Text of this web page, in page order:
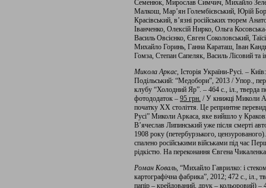
Семенюк, Мирослав Симчич, Михайло
Малкош, Мар’ян Голембієвський, Юрій
Красівський, в’язні російських тюрем
Іванченко, Олексій Нирко, Ольга
Василь Овсієнко, Євген Соколовський,
Михайло Горинь, Ганна Караташ, Іван
Гомза, Степан Сапеляк, Василь Лісовий та
Микола Аркас, Історія України-Русі. –
Подільський: “Медобори”, 2013 / Упор.,
клубу “Холодний Яр”. – 464 с., іл., тверда
фотододаток – 95 грн. / У книжці Миколи
початку ХХ століття. Це репринтне
Русі” Миколи Аркаса, яке вийшло у
В’ячеслав Липинський уже після смерті
1908 року (петербурзького,
спалено російськими військами під час
рідкістю. На переконання Євгена
Роман Коваль, “Михайло Гаврилко: і
картографічна фабрика”, 2012; 472 с., іл.,
папір – крейдований, друк – кольоровий) –